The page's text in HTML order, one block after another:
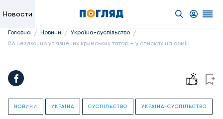
Новости
Головна / Новини / Україна-суспільство /
86 незаконно ув’язнених кримських татар – у списках на обмін
НОВИНИ УКРАЇНА СУСПІЛЬСТВО УКРАЇНА-СУСПІЛЬСТВО